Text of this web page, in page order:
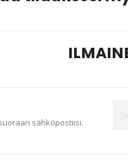
sähköpostiisi.